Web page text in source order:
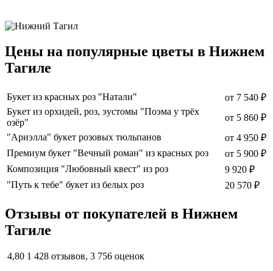
Цены на популярные цветы в Нижнем
Тагиле
Букет из красных роз "Натали" от 7 540 ₽
Букет из орхидей, роз, эустомы "Поэма у трёх
озёр"
от 5 860 ₽
"Ариэлла" букет розовых тюльпанов
от 4 950 ₽
Премиум букет "Вечный роман" из красных роз
от 5 900 ₽
Композиция "Любовный квест" из роз
9 920 ₽
"Путь к тебе" букет из белых роз
20 570 ₽
Отзывы от покупателей в Нижнем
Тагиле
4,80 1 428 отзывов, 3 756 оценок